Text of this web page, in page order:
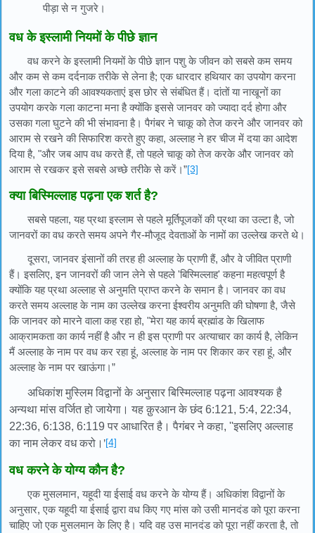
पीड़ा से न गुजरे।
वध के इस्लामी नियमों के पीछे ज्ञान
वध करने के इस्लामी नियमों के पीछे ज्ञान पशु के जीवन को सबसे कम समय
और कम से कम दर्दनाक तरीके से लेना है; एक धारदार हथियार का उपयोग करना
और गला काटने की आवश्यकताएं इस छोर से संबंधित हैं। दांतों या नाखूनों का
उपयोग करके गला काटना मना है क्योंकि इससे जानवर को ज्यादा दर्द होगा और
उसका गला घुटने की भी संभावना है। पैगंबर ने चाकू को तेज करने और जानवर को
आराम से रखने की सिफारिश करते हुए कहा, अल्लाह ने हर चीज में दया का आदेश
दिया है, "और जब आप वध करते हैं, तो पहले चाकू को तेज करके और जानवर को
आराम से रखकर इसे सबसे अच्छे तरीके से करें।”[3]
क्या बिस्मिल्लाह पढ़ना एक शर्त है?
सबसे पहला, यह प्रथा इस्लाम से पहले मूर्तिपूजकों की प्रथा का उल्टा है, जो
जानवरों का वध करते समय अपने गैर-मौजूद देवताओं के नामों का उल्लेख करते थे।
दूसरा, जानवर इंसानों की तरह ही अल्लाह के प्राणी हैं, और वे जीवित प्राणी
हैं। इसलिए, इन जानवरों की जान लेने से पहले 'बिस्मिल्लाह' कहना महत्वपूर्ण है
क्योंकि यह प्रथा अल्लाह से अनुमति प्राप्त करने के समान है। जानवर का वध
करते समय अल्लाह के नाम का उल्लेख करना ईश्वरीय अनुमति की घोषणा है, जैसे
कि जानवर को मारने वाला कह रहा हो, "मेरा यह कार्य ब्रह्मांड के खिलाफ
आक्रामकता का कार्य नहीं है और न ही इस प्राणी पर अत्याचार का कार्य है, लेकिन
मैं अल्लाह के नाम पर वध कर रहा हूं, अल्लाह के नाम पर शिकार कर रहा हूं, और
अल्लाह के नाम पर खाऊंगा।”
अधिकांश मुस्लिम विद्वानों के अनुसार बिस्मिल्लाह पढ़ना आवश्यक है
अन्यथा मांस वर्जित हो जायेगा। यह क़ुरआन के छंद 6:121, 5:4, 22:34,
22:36, 6:138, 6:119 पर आधारित है। पैगंबर ने कहा, ''इसलिए अल्लाह
का नाम लेकर वध करो। ’[4]
वध करने के योग्य कौन है?
एक मुसलमान, यहूदी या ईसाई वध करने के योग्य हैं। अधिकांश विद्वानों के
अनुसार, एक यहूदी या ईसाई द्वारा वध किए गए मांस को उसी मानदंड को पूरा करना
चाहिए जो एक मुसलमान के लिए है। यदि वह उस मानदंड को पूरा नहीं करता है, तो